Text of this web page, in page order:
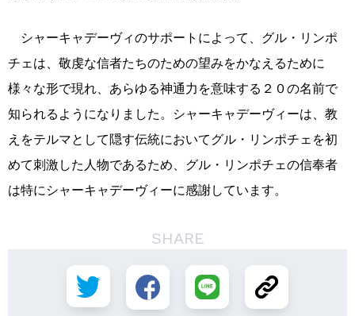
シャーキャデーヴィのサポートによって、グル・リンポ
チェは、敬虔な信者たちのための望みをかなえるために
様々な形で現れ、あらゆる神通力を意味する２０の名前で
知られるようになりました。シャーキャデーヴィーは、教
えをテルマとして隠す伝統においてグル・リンポチェを初
めて刺激した人物であるため、グル・リンポチェの信奉者
は特にシャーキャデーヴィーに感謝しています。
SHARE